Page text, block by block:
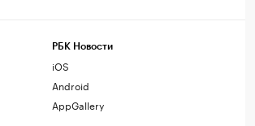
РБК Новости
iOS
Android
AppGallery